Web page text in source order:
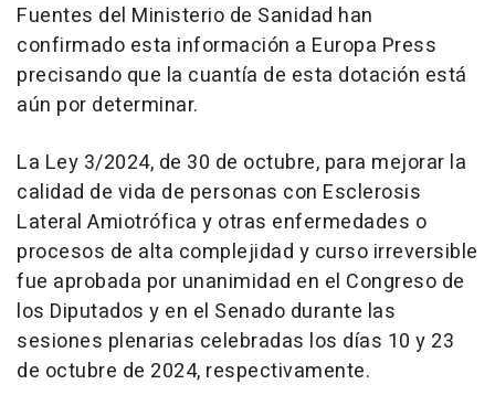
Fuentes del Ministerio de Sanidad han
confirmado esta información a Europa Press
precisando que la cuantía de esta dotación está
aún por determinar.
La Ley 3/2024, de 30 de octubre, para mejorar la
calidad de vida de personas con Esclerosis
Lateral Amiotrófica y otras enfermedades o
procesos de alta complejidad y curso irreversible
fue aprobada por unanimidad en el Congreso de
los Diputados y en el Senado durante las
sesiones plenarias celebradas los días 10 y 23
de octubre de 2024, respectivamente.